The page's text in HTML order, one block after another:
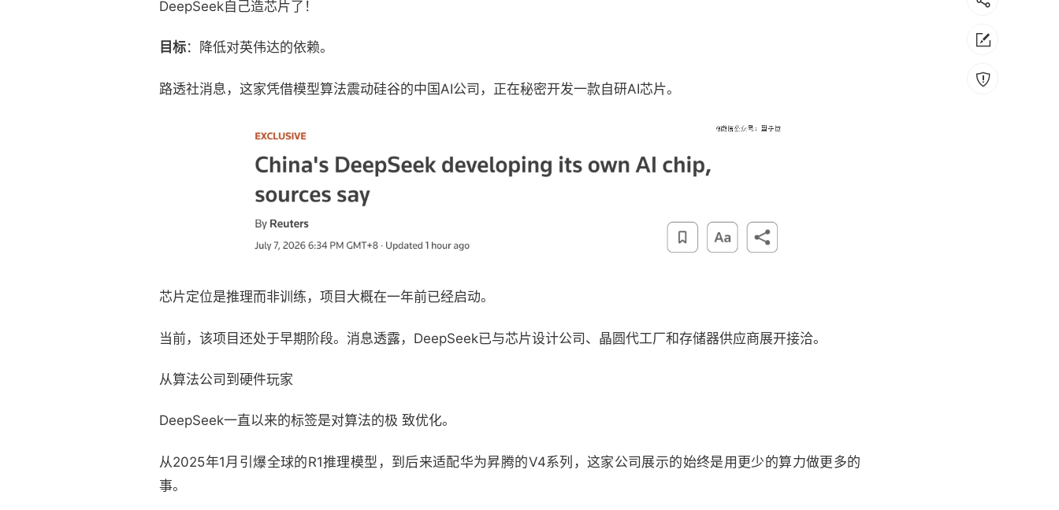
DeepSeek自己造芯片了！
目标：降低对英伟达的依赖。
路透社消息，这家凭借模型算法震动硅谷的中国AI公司，正在秘密开发一款自研AI芯片。
芯片定位是推理而非训练，项目大概在一年前已经启动。
当前，该项目还处于早期阶段。消息透露，DeepSeek已与芯片设计公司、晶圆代工厂和存储器供应商展开接洽。
从算法公司到硬件玩家
DeepSeek一直以来的标签是对算法的极 致优化。
从2025年1月引爆全球的R1推理模型，到后来适配华为昇腾的V4系列，这家公司展示的始终是用更少的算力做更多的
事。